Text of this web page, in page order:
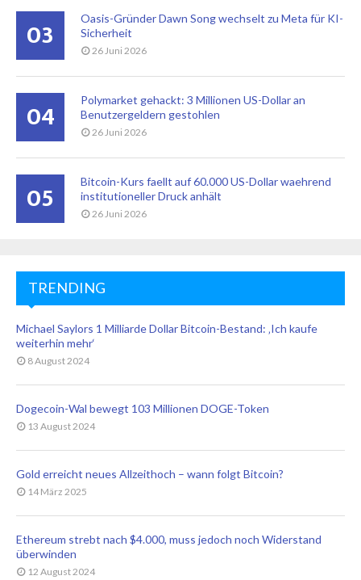
03
Oasis-Gründer Dawn Song wechselt zu Meta für KI-
Sicherheit
26 Juni 2026
04
Polymarket gehackt: 3 Millionen US-Dollar an
Benutzergeldern gestohlen
26 Juni 2026
05
Bitcoin-Kurs faellt auf 60.000 US-Dollar waehrend
institutioneller Druck anhält
26 Juni 2026
TRENDING
Michael Saylors 1 Milliarde Dollar Bitcoin-Bestand: ‚Ich kaufe
weiterhin mehr‘
8 August 2024
Dogecoin-Wal bewegt 103 Millionen DOGE-Token
13 August 2024
Gold erreicht neues Allzeithoch – wann folgt Bitcoin?
14 März 2025
Ethereum strebt nach $4.000, muss jedoch noch Widerstand
überwinden
12 August 2024